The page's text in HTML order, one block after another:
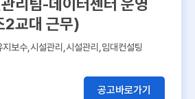
리팀-데이터센터 운영
2교대 근무)
보수,시설관리,시설관리,임대컨설팅
공고바로가기